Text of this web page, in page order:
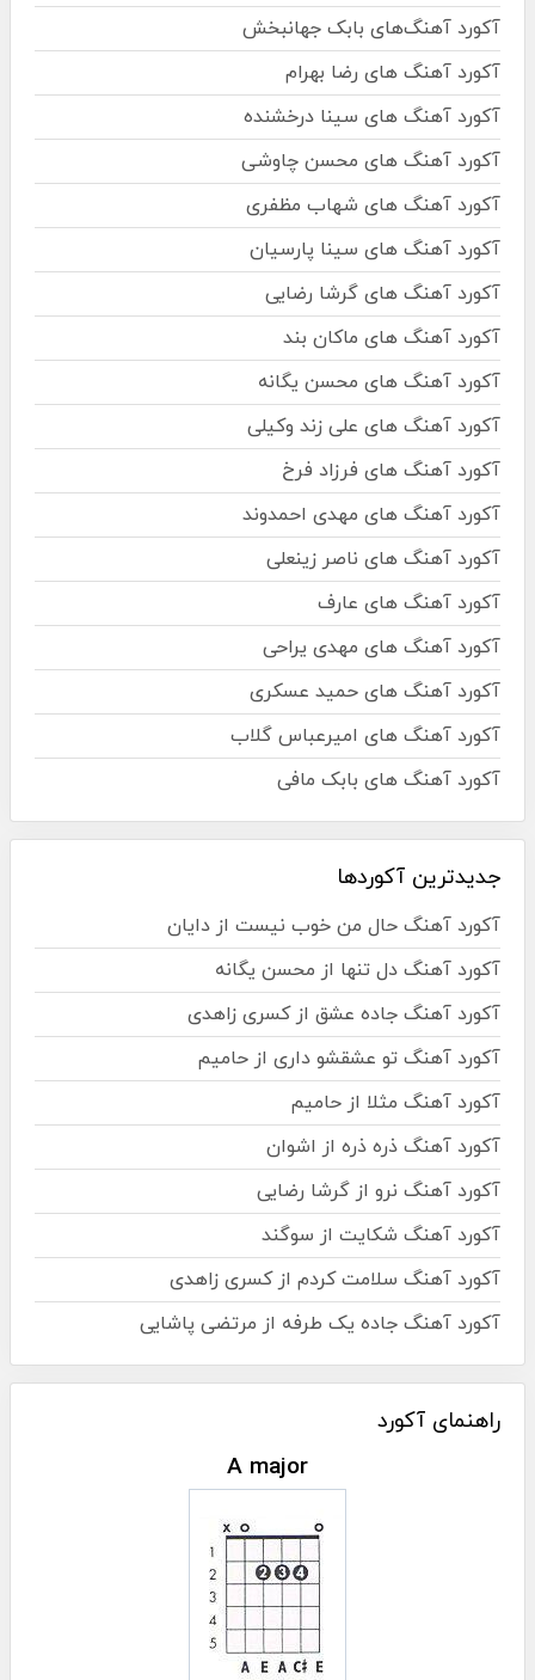
آکورد آهنگ‌های بابک جهانبخش
آکورد آهنگ های رضا بهرام
آکورد آهنگ های سینا درخشنده
آکورد آهنگ های محسن چاوشی
آکورد آهنگ های شهاب مظفری
آکورد آهنگ های سینا پارسیان
آکورد آهنگ های گرشا رضایی
آکورد آهنگ های ماکان بند
آکورد آهنگ های محسن یگانه
آکورد آهنگ های علی زند وکیلی
آکورد آهنگ های فرزاد فرخ
آکورد آهنگ های مهدی احمدوند
آکورد آهنگ های ناصر زینعلی
آکورد آهنگ های عارف
آکورد آهنگ های مهدی یراحی
آکورد آهنگ های حمید عسکری
آکورد آهنگ های امیرعباس گلاب
آکورد آهنگ های بابک مافی
جدیدترین آکوردها
آکورد آهنگ حال من خوب نیست از دایان
آکورد آهنگ دل تنها از محسن یگانه
آکورد آهنگ جاده عشق از کسری زاهدی
آکورد آهنگ تو عشقشو داری از حامیم
آکورد آهنگ مثلا از حامیم
آکورد آهنگ ذره ذره از اشوان
آکورد آهنگ نرو از گرشا رضایی
آکورد آهنگ شکایت از سوگند
آکورد آهنگ سلامت کردم از کسری زاهدی
آکورد آهنگ جاده یک طرفه از مرتضی پاشایی
راهنمای آکورد
A major